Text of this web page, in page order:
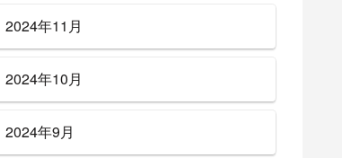
2024年11月
2024年10月
2024年9月